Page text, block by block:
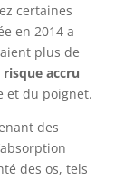
certaines
en 2014 a
plus de
risque accru
et du poignet.
des
des os, tels